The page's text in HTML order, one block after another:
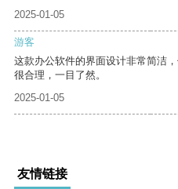
2025-01-05
游客
这款办公软件的界面设计非常简洁
很合理，一目了然。
2025-01-05
友情链接